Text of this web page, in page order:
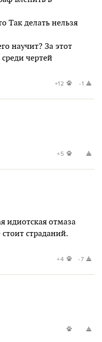
Так делать нельзя
научит? За этот
чертей
+12 -1
+5
идиотская отмаза
страданий.
+4 -7